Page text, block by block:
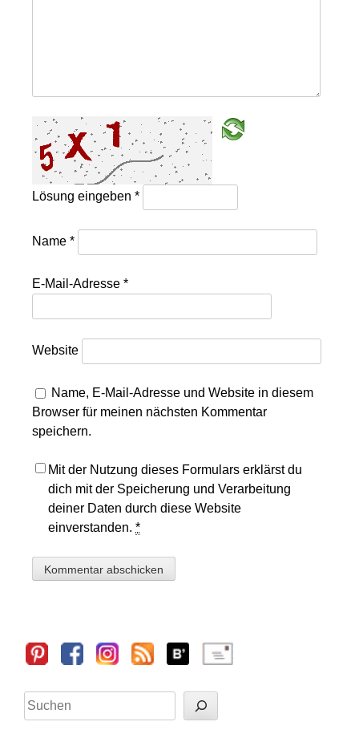
Lösung eingeben*
Name*
E-Mail-Adresse*
Website
Name, E-Mail-Adresse und Website in diesem
Browser für meinen nächsten Kommentar
speichern.
Mit der Nutzung dieses Formulars erklärst du
dich mit der Speicherung und Verarbeitung
deiner Daten durch diese Website
einverstanden.*
Sidebar
Suchen